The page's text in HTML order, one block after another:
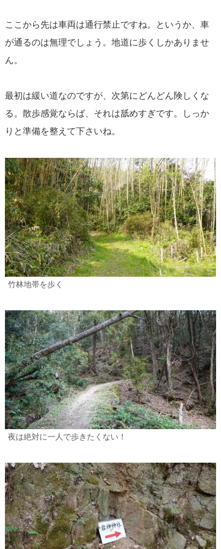
ここから先は車両は通行禁止ですね。というか、車
が通るのは無理でしょう。地道に歩くしかありませ
ん。
最初は緩い道なのですが、次第にどんどん険しくな
る。散歩感覚ならば、それは舐めすぎです。しっか
りと準備を整えて下さいね。
竹林地帯を歩く
夜は絶対に一人で歩きたくない！